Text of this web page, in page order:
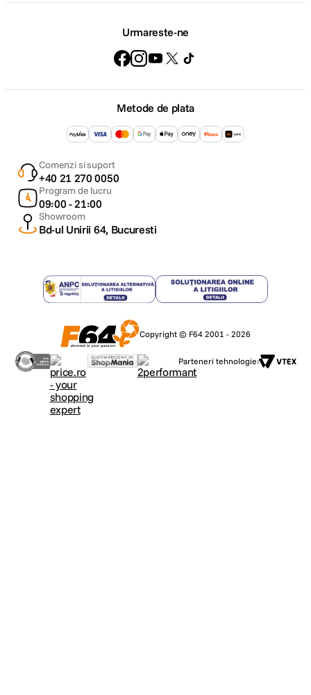
Urmareste-ne
Metode de plata
Comenzi si suport
+40 21 270 0050
Program de lucru
09:00 - 21:00
Showroom
Bd-ul Unirii 64, Bucuresti
Copyright © F64 2001 - 2026
Parteneri tehnologie: